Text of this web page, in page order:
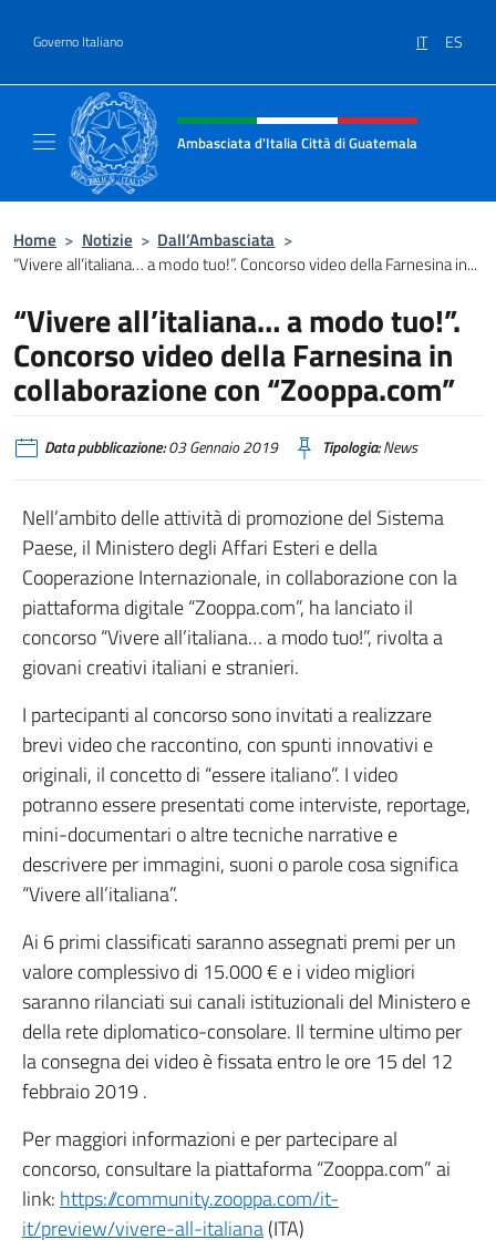
Governo Italiano IT ES
Intestazione sito, social e menù
Ambasciata d'Italia Città di Guatemala
Home > Notizie > Dall’Ambasciata >
“Vivere all’italiana… a modo tuo!”. Concorso video della Farnesina in...
“Vivere all’italiana… a modo tuo!”.
Concorso video della Farnesina in
collaborazione con “Zooppa.com”
Data pubblicazione:03 Gennaio 2019 Tipologia:News
Nell’ambito delle attività di promozione del Sistema
Paese, il Ministero degli Affari Esteri e della
Cooperazione Internazionale, in collaborazione con la
piattaforma digitale “Zooppa.com”, ha lanciato il
concorso “Vivere all’italiana… a modo tuo!”, rivolta a
giovani creativi italiani e stranieri.
I partecipanti al concorso sono invitati a realizzare
brevi video che raccontino, con spunti innovativi e
originali, il concetto di “essere italiano”. I video
potranno essere presentati come interviste, reportage,
mini-documentari o altre tecniche narrative e
descrivere per immagini, suoni o parole cosa significa
“Vivere all’italiana”.
Ai 6 primi classificati saranno assegnati premi per un
valore complessivo di 15.000 € e i video migliori
saranno rilanciati sui canali istituzionali del Ministero e
della rete diplomatico-consolare. Il termine ultimo per
la consegna dei video è fissata entro le ore 15 del 12
febbraio 2019 .
Per maggiori informazioni e per partecipare al
concorso, consultare la piattaforma “Zooppa.com” ai
link: https://community.zooppa.com/it-
it/preview/vivere-all-italiana(ITA)